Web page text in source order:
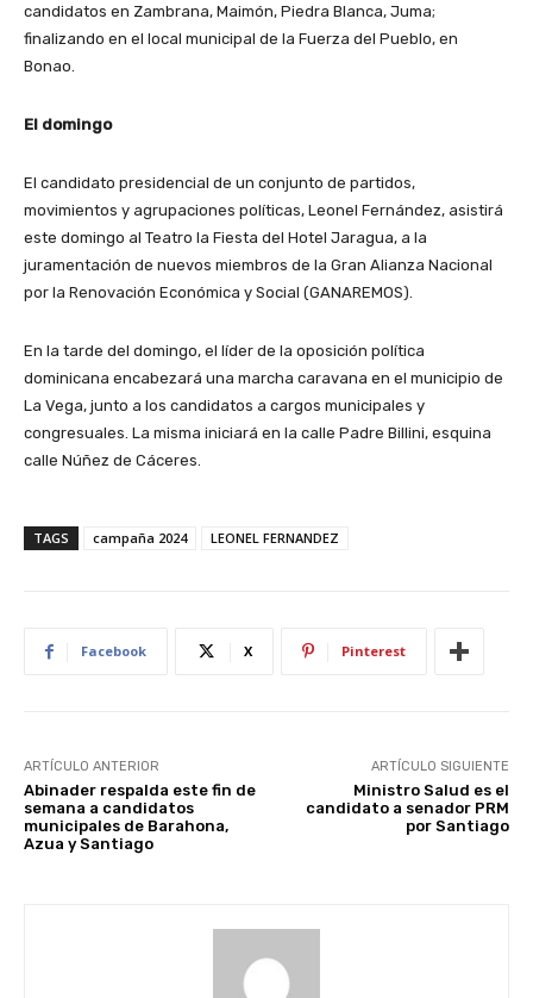
candidatos en Zambrana, Maimón, Piedra Blanca, Juma;
finalizando en el local municipal de la Fuerza del Pueblo, en
Bonao.
El domingo
El candidato presidencial de un conjunto de partidos,
movimientos y agrupaciones políticas, Leonel Fernández, asistirá
este domingo al Teatro la Fiesta del Hotel Jaragua, a la
juramentación de nuevos miembros de la Gran Alianza Nacional
por la Renovación Económica y Social (GANAREMOS).
En la tarde del domingo, el líder de la oposición política
dominicana encabezará una marcha caravana en el municipio de
La Vega, junto a los candidatos a cargos municipales y
congresuales. La misma iniciará en la calle Padre Billini, esquina
calle Núñez de Cáceres.
TAGS campaña 2024 LEONEL FERNANDEZ
Facebook X Pinterest
ARTÍCULO ANTERIOR
Abinader respalda este fin de
semana a candidatos
municipales de Barahona,
Azua y Santiago
ARTÍCULO SIGUIENTE
Ministro Salud es el
candidato a senador PRM
por Santiago